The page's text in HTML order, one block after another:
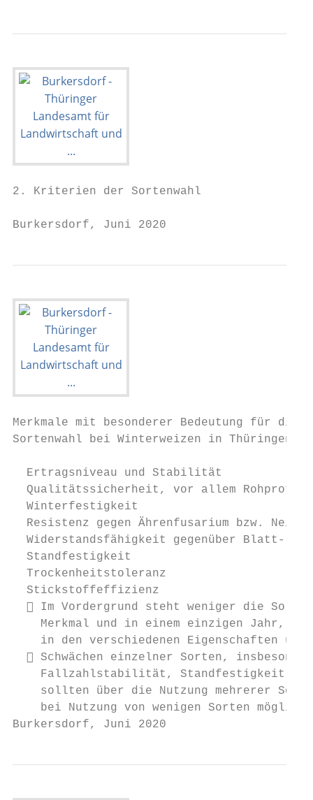
2. Kriterien der Sortenwahl
Burkersdorf, Juni 2020
Merkmale mit besonderer Bedeutung für die
Sortenwahl bei Winterweizen in Thüringen
  Ertragsniveau und Stabilität
Qualitätssicherheit, vor allem
  Winterfestigkeit
Resistenz gegen Ährenfusarium bzw.
Widerstandsfähigkeit gegenüber Blatt-
  Standfestigkeit
  Trockenheitstoleranz
  Stickstoffeffizienz
 Im Vordergrund steht weniger die
Merkmal und in einem einzigen Jahr,
in den verschiedenen Eigenschaften
 Schwächen einzelner Sorten,
Fallzahlstabilität, Standfestigkeit
sollten über die Nutzung mehrerer
bei Nutzung von wenigen Sorten
Burkersdorf, Juni 2020